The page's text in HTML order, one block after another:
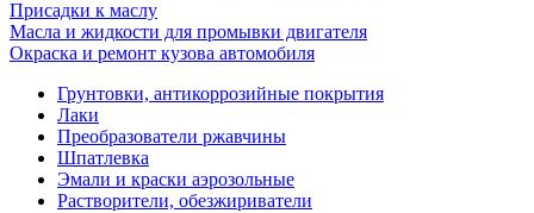
Присадки к маслу
Масла и жидкости для промывки двигателя
Окраска и ремонт кузова автомобиля
Грунтовки, антикоррозийные покрытия
Лаки
Преобразователи ржавчины
Шпатлевка
Эмали и краски аэрозольные
Растворители, обезжириватели